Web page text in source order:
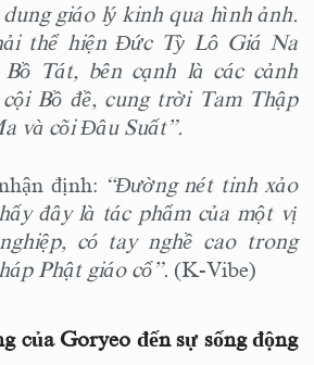
dung giáo lý kinh qua hình ảnh.
thể hiện Đức Tỳ Lô Giá Na
Tát, bên cạnh là các cảnh
Bồ đề, cung trời Tam Thập
và cõi Đâu Suất”.
định: “Đường nét tinh xảo
đây là tác phẩm của một vị
có tay nghề cao trong
Phật giáo cổ”. (K-Vibe)
của Goryeo đến sự sống động